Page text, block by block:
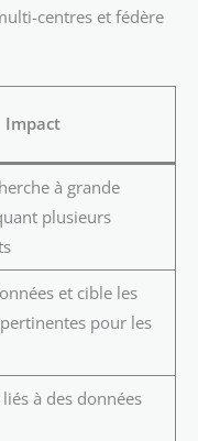
centres et fédère
Impact
à grande
plusieurs
et cible les
pour les
à des données